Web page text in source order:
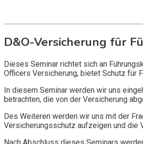
D&O-Versicherung für
Dieses Seminar richtet sich an
Officers Versicherung, bietet Schutz für
In diesem Seminar werden wir uns
betrachten, die von der Versicherung
Des Weiteren werden wir uns mit der
Versicherungsschutz aufzeigen und die